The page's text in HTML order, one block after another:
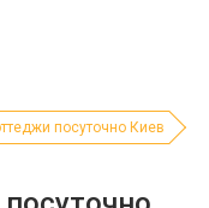
посуточно Киев